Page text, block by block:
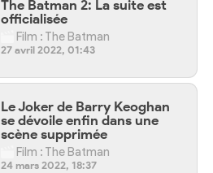
The Batman 2: La suite est
officialisée
Film : The Batman
27 avril 2022, 01:43
Le Joker de Barry Keoghan
se dévoile enfin dans une
scène supprimée
Film : The Batman
24 mars 2022, 18:37